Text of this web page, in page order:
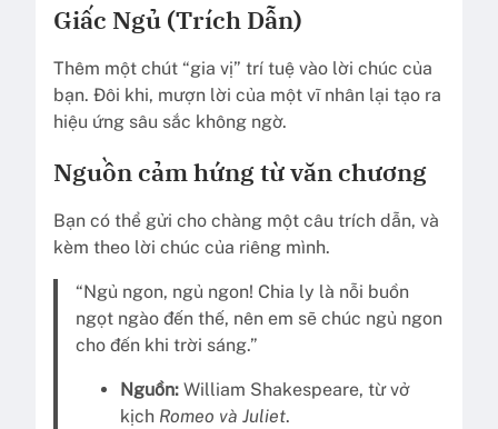
Giấc Ngủ (Trích Dẫn)
Thêm một chút “gia vị” trí tuệ vào lời chúc của
bạn. Đôi khi, mượn lời của một vĩ nhân lại tạo ra
hiệu ứng sâu sắc không ngờ.
Nguồn cảm hứng từ văn chương
Bạn có thể gửi cho chàng một câu trích dẫn, và
kèm theo lời chúc của riêng mình.
“Ngủ ngon, ngủ ngon! Chia ly là nỗi buồn
ngọt ngào đến thế, nên em sẽ chúc ngủ ngon
cho đến khi trời sáng.”
Nguồn: William Shakespeare, từ vở
kịch Romeo và Juliet.